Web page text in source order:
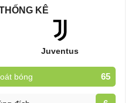
KÊ
Juventus
bóng 65